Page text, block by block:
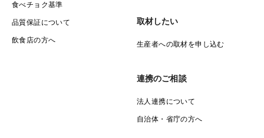
食べチョク基準
品質保証について
飲食店の方へ
取材したい
生産者への取材を申し込む
連携のご相談
法人連携について
自治体・省庁の方へ